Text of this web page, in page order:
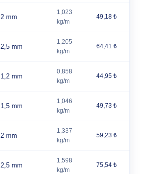
2 mm
1,023
kg/m
49,18 ₺
2,5 mm
1,205
kg/m
64,41 ₺
1,2 mm
0,858
kg/m
44,95 ₺
1,5 mm
1,046
kg/m
49,73 ₺
2 mm
1,337
kg/m
59,23 ₺
2,5 mm
1,598
kg/m
75,54 ₺